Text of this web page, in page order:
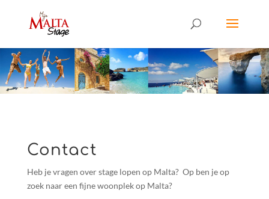
Contact
Heb je vragen over stage lopen op Malta? Op ben je op
zoek naar een fijne woonplek op Malta?